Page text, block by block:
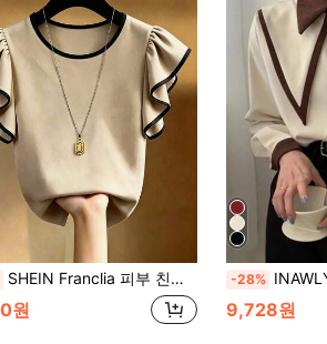
SHEIN Franclia 피부 친화적인 탄성 소재로 제작된 블랙 앤 화이트 대비 티셔츠, 착용감이 편안합니다. 대비 트림이 있는 라운드 넥으로 심플하면서도 우아하며, 플러터 소매 디자인이 부드럽고 젊은 감각을 더해 로맨틱한 분위기를 연출합니다. 슬림핏이 몸매를 돋보이게 하며, 청바지나 스커트와 잘 어울려 일상 출퇴근이나 캐주얼 데이트에 적합하며, 신선하고 부드러운 룩을 연출합니다.
원
-28% INAWLY 여성
9,728원